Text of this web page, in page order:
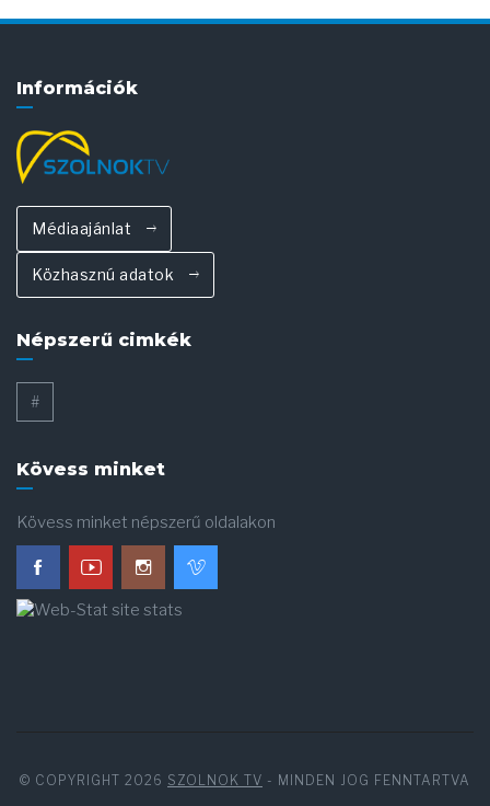
Információk
Médiaajánlat
Közhasznú adatok
Népszerű cimkék
#
Kövess minket
Kövess minket népszerű oldalakon
© COPYRIGHT 2026 SZOLNOK TV - MINDEN JOG FENNTARTVA